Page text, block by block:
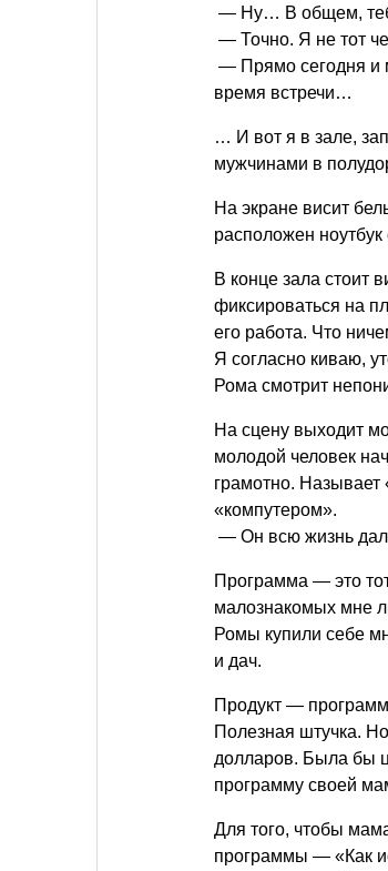
— Ну… В общем,
— Точно. Я не тот
— Прямо сегодня и
время встречи…
… И вот я в зале,
мужчинами в
На экране висит
расположен ноутбук
В конце зала стоит
фиксироваться на
его работа. Что
Я согласно киваю,
Рома смотрит
На сцену выходит
молодой человек
грамотно.
«компутером».
— Он всю жизнь
Программа — это
малознакомых мне
Ромы купили себе
и дач.
Продукт —
Полезная штучка. Но
долларов. Была бы
программу своей
Для того, чтобы
программы — «Как